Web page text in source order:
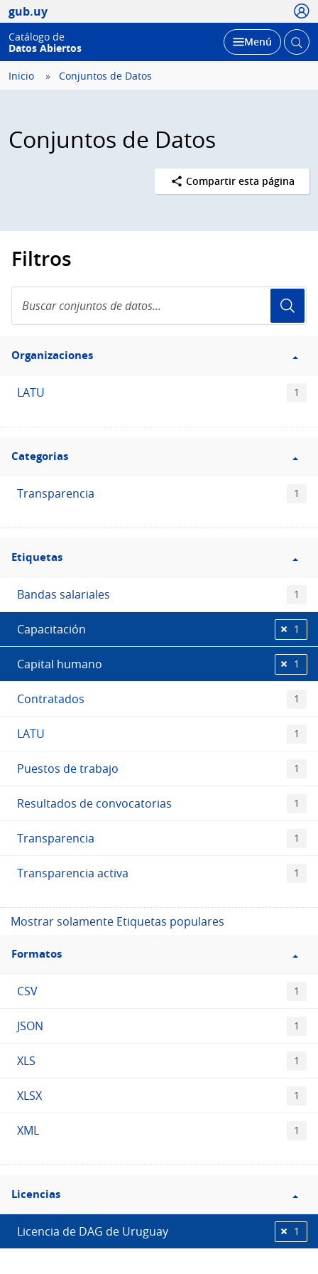
gub.uy
Catálogo de
Datos Abiertos
Desplegar
Menú Abrir
Inicio Conjuntos de Datos
Conjuntos de Datos
Compartir esta página
Filtros
conjuntos
de
Filtro
Organizaciones
Organizaciones
LATU 1
Filtro
Categorias
Categorias
Transparencia 1
Filtro
Etiquetas
Etiquetas
Bandas salariales 1
Capacitación 1
Capital humano 1
Contratados 1
LATU 1
Puestos de trabajo 1
Resultados de convocatorias 1
Transparencia 1
Transparencia activa 1
Mostrar solamente Etiquetas populares
Filtro
Formatos
Formatos
CSV 1
JSON 1
XLS 1
XLSX 1
XML 1
Filtro
Licencias
Licencias
Licencia de DAG de Uruguay 1